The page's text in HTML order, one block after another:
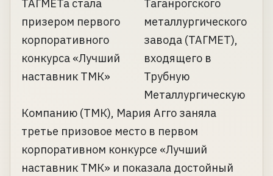
Таганрогского
металлургического
завода (ТАГМЕТ),
входящего в
Трубную
Металлургическую
Компанию (ТМК), Мария Агго заняла
третье призовое место в первом
корпоративном конкурсе «Лучший
наставник ТМК» и показала достойный